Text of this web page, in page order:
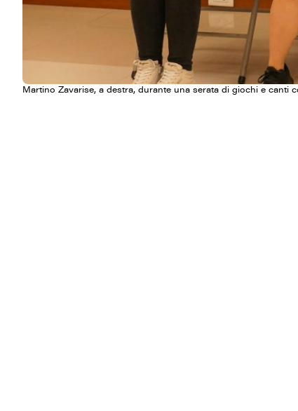
Martino Zavarise, a destra, durante una serata di giochi e canti